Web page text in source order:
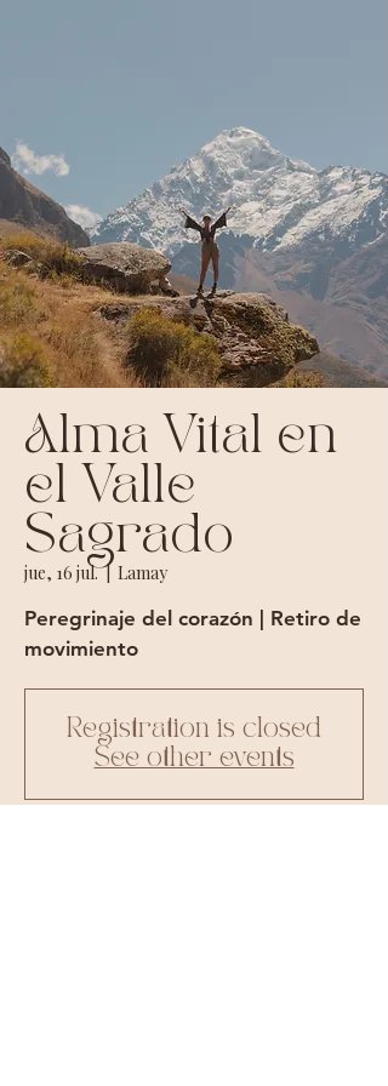
Alma Vital en
el Valle
Sagrado
jue, 16 jul.
  |
Lamay
Peregrinaje del corazón | Retiro de
movimiento
Registration is closed
See other events